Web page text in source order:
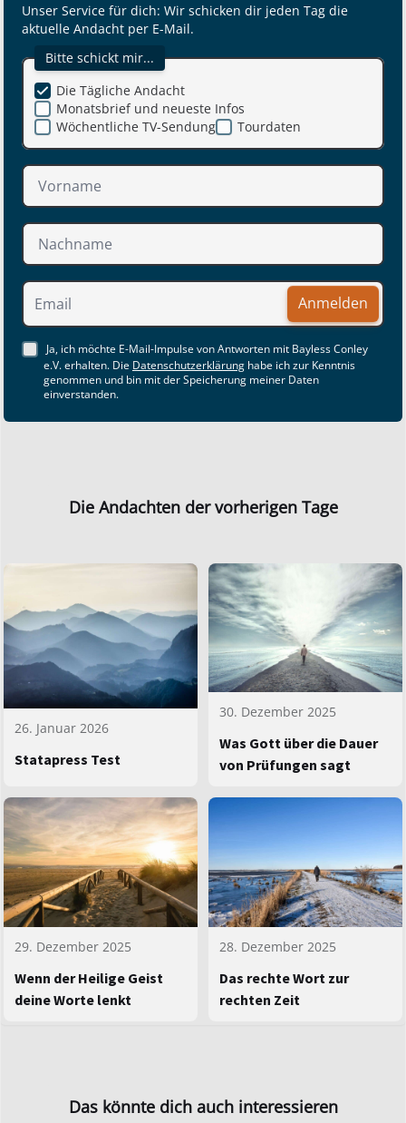
Unser Service für dich: Wir schicken dir jeden Tag die
aktuelle Andacht per E-Mail.
Bitte schickt mir...
Monatsbrief und neueste Infos
Die Tägliche Andacht
Wöchentliche TV-Sendung Tourdaten
Anmelden
Ja, ich möchte E-Mail-Impulse von Antworten mit Bayless Conley
e.V. erhalten. Die Datenschutzerklärung habe ich zur Kenntnis
genommen und bin mit der Speicherung meiner Daten
einverstanden.
Die Andachten der vorherigen Tage
26. Januar 2026
Statapress Test
30. Dezember 2025
Was Gott über die Dauer
von Prüfungen sagt
29. Dezember 2025
Wenn der Heilige Geist
deine Worte lenkt
28. Dezember 2025
Das rechte Wort zur
rechten Zeit
Das könnte dich auch interessieren